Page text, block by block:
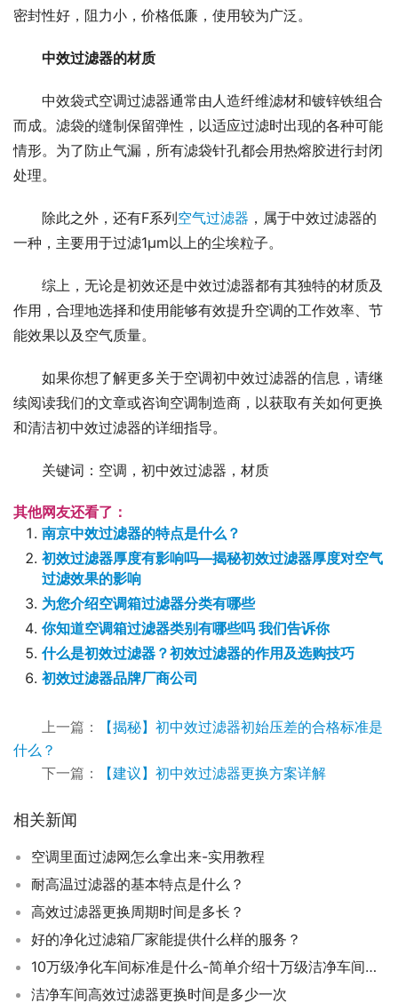
密封性好，阻力小，价格低廉，使用较为广泛。
中效过滤器的材质
中效袋式空调过滤器通常由人造纤维滤材和镀锌铁组合
而成。滤袋的缝制保留弹性，以适应过滤时出现的各种可能
情形。为了防止气漏，所有滤袋针孔都会用热熔胶进行封闭
处理。
除此之外，还有F系列空气过滤器 ，属于中效过滤器的
一种，主要用于过滤1μm以上的尘埃粒子。
综上，无论是初效还是中效过滤器都有其独特的材质及
作用，合理地选择和使用能够有效提升空调的工作效率、节
能效果以及空气质量。
如果你想了解更多关于空调初中效过滤器的信息，请继
续阅读我们的文章或咨询空调制造商，以获取有关如何更换
和清洁初中效过滤器的详细指导。
关键词：空调，初中效过滤器，材质
其他网友还看了：
南京中效过滤器的特点是什么？
初效过滤器厚度有影响吗—揭秘初效过滤器厚度对空气
过滤效果的影响
为您介绍空调箱过滤器分类有哪些
你知道空调箱过滤器类别有哪些吗 我们告诉你
什么是初效过滤器？初效过滤器的作用及选购技巧
初效过滤器品牌厂商公司
上一篇：
【揭秘】初中效过滤器初始压差的合格标准是
什么？
下一篇：
【建议】初中效过滤器更换方案详解
相关新闻
空调里面过滤网怎么拿出来-实用教程
耐高温过滤器的基本特点是什么？
高效过滤器更换周期时间是多长？
好的净化过滤箱厂家能提供什么样的服务？
10万级净化车间标准是什么-简单介绍十万级洁净车间的标准
洁净车间高效过滤器更换时间是多少一次